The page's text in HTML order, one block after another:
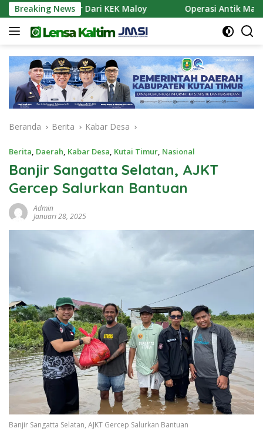
Langsung
ke
konten
Breaking News
Air Dari KEK Maloy Operasi Antik Mahakam
Beranda Berita Kabar Desa
Berita, Daerah, Kabar Desa, Kutai Timur, Nasional
Banjir Sangatta Selatan, AJKT
Gercep Salurkan Bantuan
Admin
Januari 28, 2025
Banjir Sangatta Selatan, AJKT Gercep Salurkan Bantuan